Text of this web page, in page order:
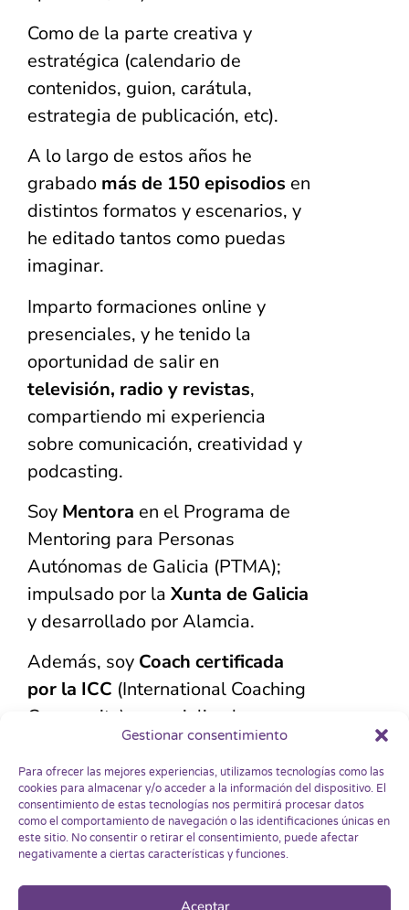
Gestionar consentimiento
Para ofrecer las mejores experiencias, utilizamos tecnologías como las
cookies para almacenar y/o acceder a la información del dispositivo. El
consentimiento de estas tecnologías nos permitirá procesar datos
como el comportamiento de navegación o las identificaciones únicas en
este sitio. No consentir o retirar el consentimiento, puede afectar
negativamente a ciertas características y funciones.
Aceptar
Como de la parte creativa y
estratégica (calendario de
contenidos, guion, carátula,
estrategia de publicación, etc).
A lo largo de estos años he
grabado más de 150 episodios en
distintos formatos y escenarios, y
he editado tantos como puedas
imaginar.
Imparto formaciones online y
presenciales, y he tenido la
oportunidad de salir en
televisión, radio y revistas,
compartiendo mi experiencia
sobre comunicación, creatividad y
podcasting.
Soy Mentora en el Programa de
Mentoring para Personas
Autónomas de Galicia (PTMA);
impulsado por la Xunta de Galicia
y desarrollado por Alamcia.
Además, soy Coach certificada
por la ICC (International Coaching
Community), especializada en
gestión emocional y liderazgo.